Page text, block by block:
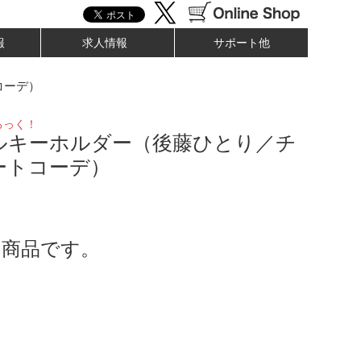
求人情報 サポート他
デ）
く！
キーホルダー（後藤ひとり／チ
コーデ）
品です。